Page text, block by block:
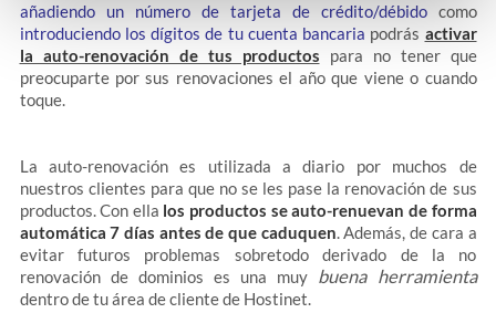
añadiendo un número de tarjeta de crédito/débidocomo
introduciendo los dígitos de tu cuenta bancaria podrás activar
la auto-renovación de tus productos para no tener que
preocuparte por sus renovaciones el año que viene o cuando
toque.
La auto-renovación es utilizada a diario por muchos de
nuestros clientes para que no se les pase la renovación de sus
productos. Con ella los productos se auto-renuevan de forma
automática 7 días antes de que caduquen. Además, de cara a
evitar futuros problemas sobretodo derivado de la no
renovación de dominios es una muy buena herramienta
dentro de tu área de cliente de Hostinet.